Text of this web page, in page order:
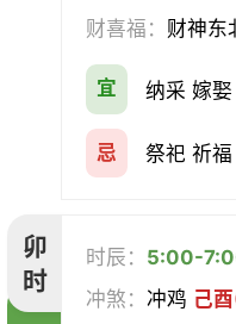
财喜福： 财神东
宜 纳采 嫁
忌 祭祀 祈
卯
时
时辰： 5:00-
冲煞：冲鸡 己